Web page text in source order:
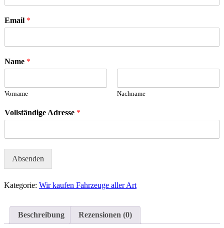
Email *
Name *
Vorname Nachname
Vollständige Adresse *
Absenden
Kategorie: Wir kaufen Fahrzeuge aller Art
Beschreibung Rezensionen (0)